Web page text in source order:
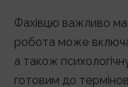
Фахівцю важливо
робота може
а також
готовим до